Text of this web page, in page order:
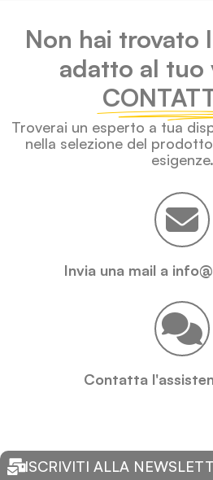
Non hai trovato
adatto al tuo
Troverai un esperto a tua
nella selezione del
esigenze.
Invia una mail a
Contatta
ISCRIVITI ALLA